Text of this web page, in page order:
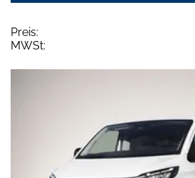
Preis:
MWSt: